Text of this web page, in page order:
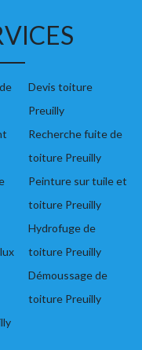
Devis toiture
Preuilly
Recherche fuite de
toiture Preuilly
Peinture sur tuile et
toiture Preuilly
Hydrofuge de
toiture Preuilly
Démoussage de
toiture Preuilly